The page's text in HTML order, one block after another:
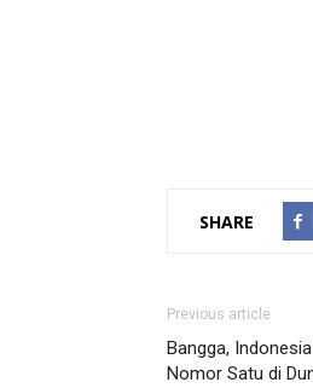
SHARE
Previous article
Bangga,
Nomor Satu di